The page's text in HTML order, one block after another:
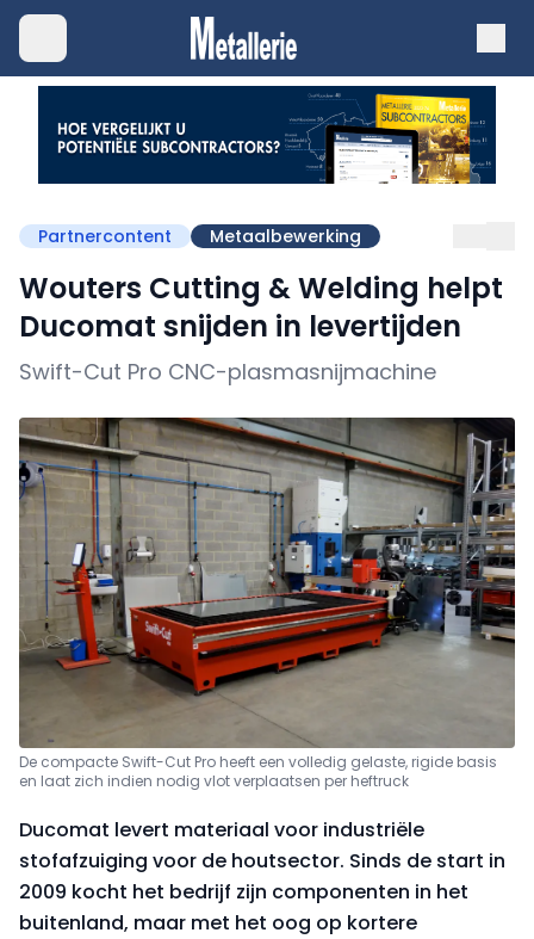
Partnercontent Metaalbewerking
Wouters Cutting & Welding helpt
Ducomat snijden in levertijden
Swift-Cut Pro CNC-plasmasnijmachine
De compacte Swift-Cut Pro heeft een volledig gelaste, rigide basis
en laat zich indien nodig vlot verplaatsen per heftruck
Ducomat levert materiaal voor industriële
stofafzuiging voor de houtsector. Sinds de start in
2009 kocht het bedrijf zijn componenten in het
buitenland, maar met het oog op kortere